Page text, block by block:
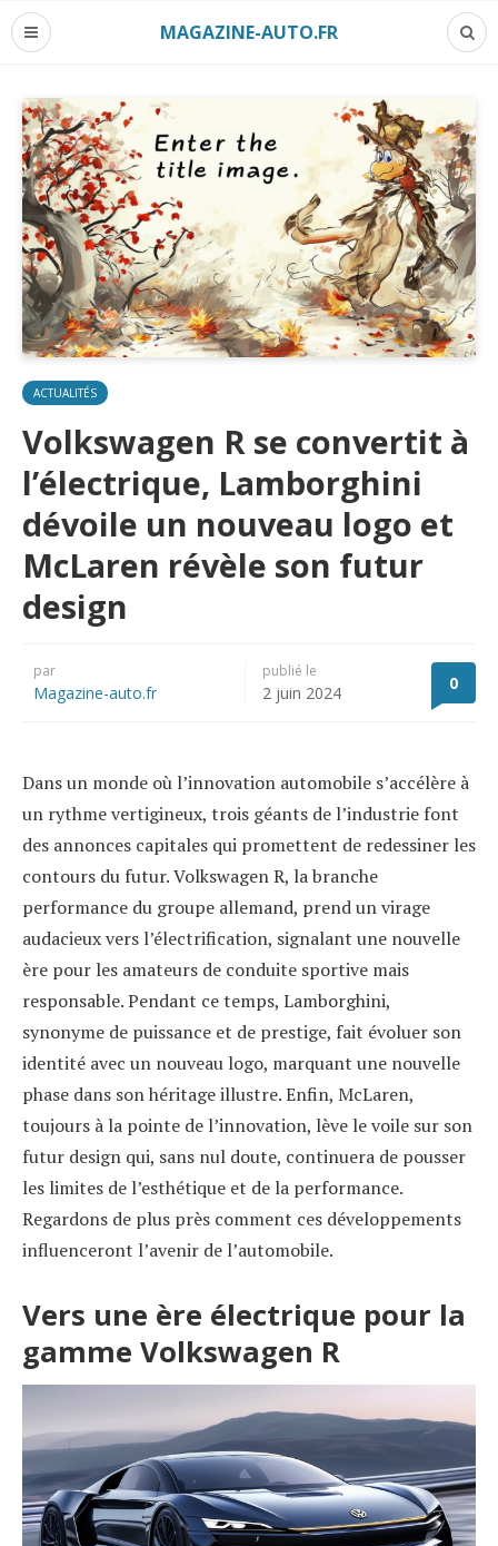
MAGAZINE-AUTO.FR
ACTUALITÉS
Volkswagen R se convertit à
l’électrique, Lamborghini
dévoile un nouveau logo et
McLaren révèle son futur
design
par
Magazine-auto.fr
publié le
2 juin 2024 0
Dans un monde où l’innovation automobile s’accélère à
un rythme vertigineux, trois géants de l’industrie font
des annonces capitales qui promettent de redessiner les
contours du futur. Volkswagen R, la branche
performance du groupe allemand, prend un virage
audacieux vers l’électrification, signalant une nouvelle
ère pour les amateurs de conduite sportive mais
responsable. Pendant ce temps, Lamborghini,
synonyme de puissance et de prestige, fait évoluer son
identité avec un nouveau logo, marquant une nouvelle
phase dans son héritage illustre. Enfin, McLaren,
toujours à la pointe de l’innovation, lève le voile sur son
futur design qui, sans nul doute, continuera de pousser
les limites de l’esthétique et de la performance.
Regardons de plus près comment ces développements
influenceront l’avenir de l’automobile.
Vers une ère électrique pour la
gamme Volkswagen R